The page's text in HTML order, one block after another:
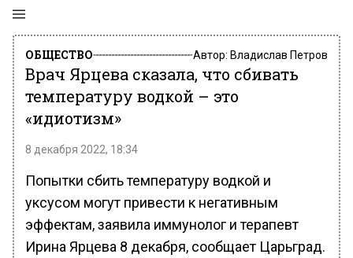
ОБЩЕСТВО Автор: Владислав Петров
Врач Ярцева сказала, что сбивать
температуру водкой – это
«идиотизм»
8 декабря 2022, 18:34
Попытки сбить температуру водкой и
уксусом могут привести к негативным
эффектам, заявила иммунолог и терапевт
Ирина Ярцева 8 декабря, сообщает Царьград.